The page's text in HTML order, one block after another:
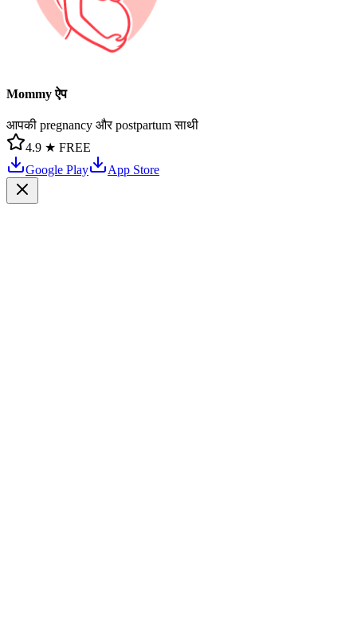
Mommy ऐप
आपकी pregnancy और postpartum साथी
4.9 ★ FREE
Google Play
App Store